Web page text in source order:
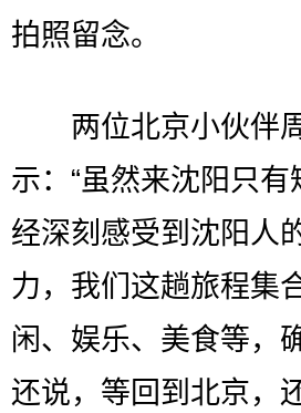
拍照留念。
两位北京小伙伴周
示：“虽然来沈阳只
经深刻感受到沈阳人
力，我们这趟旅程集
闲、娱乐、美食等，
还说，等回到北京，